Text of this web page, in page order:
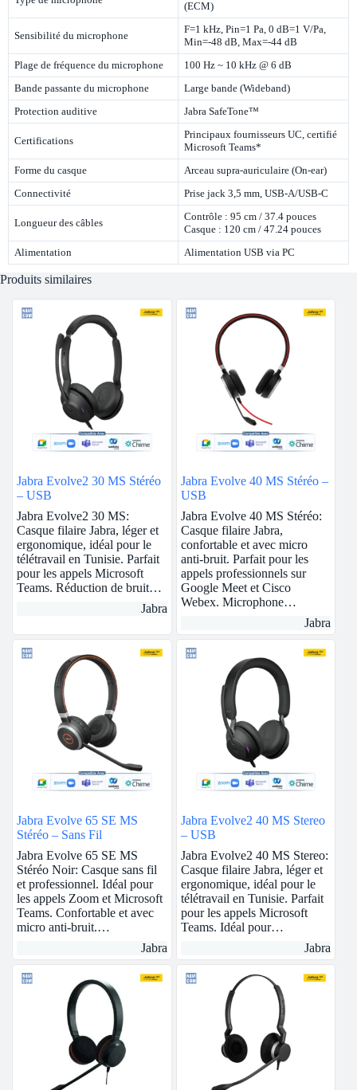
(ECM)
Sensibilité du microphone
F=1 kHz, Pin=1 Pa, 0 dB=1 V/Pa,
Min=-48 dB, Max=-44 dB
Plage de fréquence du microphone
100 Hz ~ 10 kHz @ 6 dB
Bande passante du microphone
Large bande (Wideband)
Protection auditive
Jabra SafeTone™
Certifications
Principaux fournisseurs UC, certifié
Microsoft Teams*
Forme du casque
Arceau supra-auriculaire (On-ear)
Connectivité
Prise jack 3,5 mm, USB-A/USB-C
Longueur des câbles
Contrôle : 95 cm / 37.4 pouces
Casque : 120 cm / 47.24 pouces
Alimentation
Alimentation USB via PC
Produits similaires
Jabra Evolve2 30 MS Stéréo
– USB
Jabra Evolve2 30 MS:
Casque filaire Jabra, léger et
ergonomique, idéal pour le
télétravail en Tunisie. Parfait
pour les appels Microsoft
Teams. Réduction de bruit…
Jabra
Jabra Evolve 40 MS Stéréo –
USB
Jabra Evolve 40 MS Stéréo:
Casque filaire Jabra,
confortable et avec micro
anti-bruit. Parfait pour les
appels professionnels sur
Google Meet et Cisco
Webex. Microphone…
Jabra
Jabra Evolve 65 SE MS
Stéréo – Sans Fil
Jabra Evolve 65 SE MS
Stéréo Noir: Casque sans fil
et professionnel. Idéal pour
les appels Zoom et Microsoft
Teams. Confortable et avec
micro anti-bruit.…
Jabra
Jabra Evolve2 40 MS Stereo
– USB
Jabra Evolve2 40 MS Stereo:
Casque filaire Jabra, léger et
ergonomique, idéal pour le
télétravail en Tunisie. Parfait
pour les appels Microsoft
Teams. Idéal pour…
Jabra